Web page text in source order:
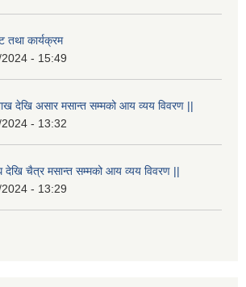
कार्यक्रम
- 15:49
देखि असार मसान्त सम्मको आय व्यय विवरण ||
- 13:32
चैत्र मसान्त सम्मको आय व्यय विवरण ||
- 13:29